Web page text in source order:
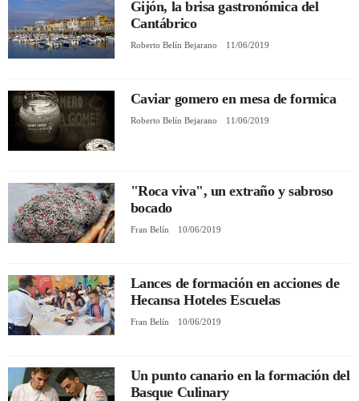
Gijón, la brisa gastronómica del
Cantábrico
Roberto Belín Bejarano 11/06/2019
Caviar gomero en mesa de formica
Roberto Belín Bejarano 11/06/2019
"Roca viva", un extraño y sabroso
bocado
Fran Belín 10/06/2019
Lances de formación en acciones de
Hecansa Hoteles Escuelas
Fran Belín 10/06/2019
Un punto canario en la formación del
Basque Culinary